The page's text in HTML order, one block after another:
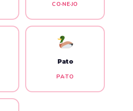
CO·NE·JO
Pato
PA·TO